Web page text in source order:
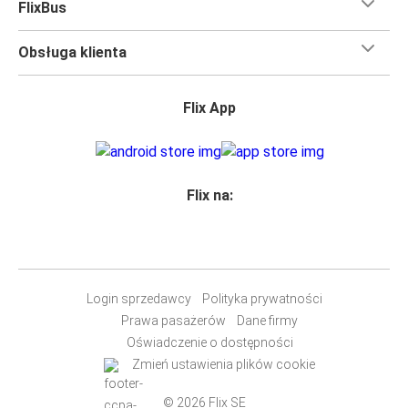
FlixBus
Obsługa klienta
Flix App
Flix na:
Login sprzedawcy
Polityka prywatności
Prawa pasażerów
Dane firmy
Oświadczenie o dostępności
Zmień ustawienia plików cookie
© 2026 Flix SE